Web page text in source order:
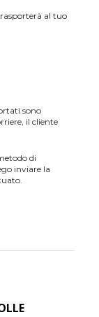
al tuo
sono
il cliente
di
inviare la